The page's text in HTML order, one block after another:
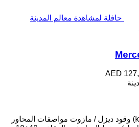
حافلة لمشاهدة معالم المدينة
AED
وقود ديزل / مازوت مواصفات المحاور